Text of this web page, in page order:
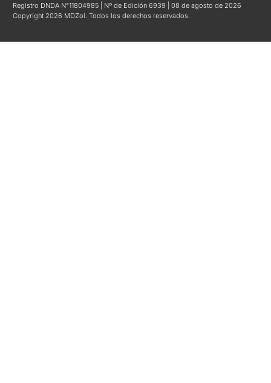
Registro DNDA N°11804985 | Nº de Edición 6939 | 08 de agosto de 2026
Copyright 2026 MDZol. Todos los derechos reservados.